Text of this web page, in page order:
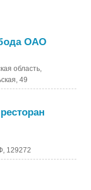
ОАО
область,
49
129272